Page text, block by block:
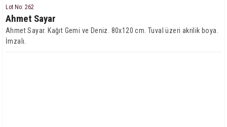
Lot No: 262
Ahmet Sayar
Ahmet Sayar. Kağıt Gemi ve Deniz. 80x120 cm. Tuval üzeri akrilik boya.
İmzalı.